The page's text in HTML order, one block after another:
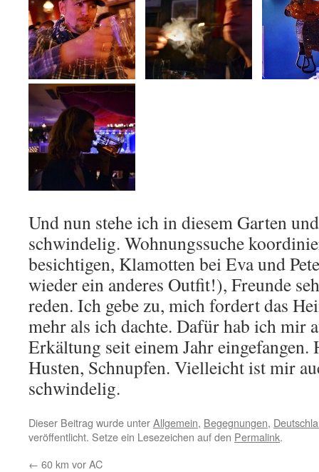
Und nun stehe ich in diesem Garten
schwindelig. Wohnungssuche
besichtigen, Klamotten bei Eva und
wieder ein anderes Outfit!), Freunde
reden. Ich gebe zu, mich fordert das
mehr als ich dachte. Dafür hab ich mir
Erkältung seit einem Jahr eingefangen.
Husten, Schnupfen. Vielleicht ist mir
schwindelig.
Dieser Beitrag wurde unterAllgemein, Begegnungen,
veröffentlicht. Setze ein Lesezeichen auf den Permalink.
← 60 km vor AC